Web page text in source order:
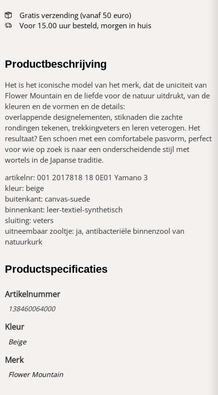
Gratis verzending (vanaf 50 euro)
Voor 15.00 uur besteld, morgen in huis
Productbeschrijving
Het is het iconische model van het merk, dat de uniciteit van
Flower Mountain en de liefde voor de natuur uitdrukt, van de
kleuren en de vormen en de details:
overlappende designelementen, stiknaden die zachte
rondingen tekenen, trekkingveters en leren veterogen. Het
resultaat? Een schoen met een comfortabele pasvorm, perfect
voor wie op zoek is naar een onderscheidende stijl met
wortels in de Japanse traditie.
artikelnr: 001 2017818 18 0E01 Yamano 3
kleur: beige
buitenkant: canvas-suede
binnenkant: leer-textiel-synthetisch
sluiting: veters
uitneembaar zooltje: ja, antibacteriële binnenzool van
natuurkurk
Productspecificaties
Artikelnummer
138460064000
Kleur
Beige
Merk
Flower Mountain